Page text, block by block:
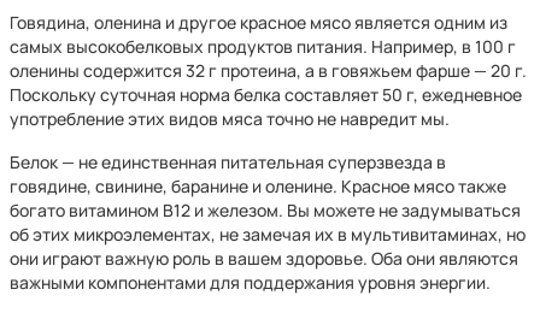
Говядина, оленина и другое красное мясо является одним из
самых высокобелковых продуктов питания. Например, в 100 г
оленины содержится 32 г протеина, а в говяжьем фарше — 20 г.
Поскольку суточная норма белка составляет 50 г, ежедневное
употребление этих видов мяса точно не навредит мы.
Белок — не единственная питательная суперзвезда в
говядине, свинине, баранине и оленине. Красное мясо также
богато витамином В12 и железом. Вы можете не задумываться
об этих микроэлементах, не замечая их в мультивитаминах, но
они играют важную роль в вашем здоровье. Оба они являются
важными компонентами для поддержания уровня энергии.